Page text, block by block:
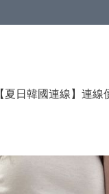
【夏日韓國連線】連